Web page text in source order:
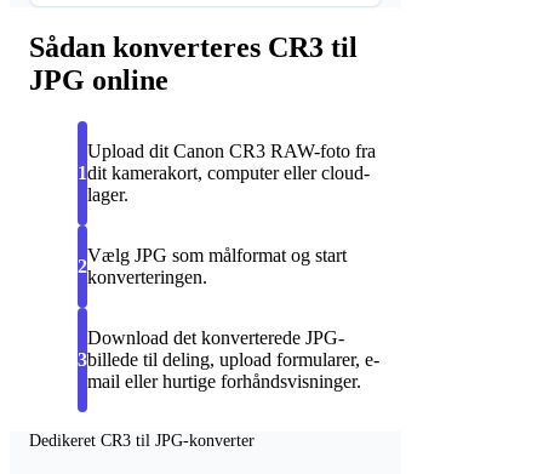
Sådan konverteres CR3 til
JPG online
1
Upload dit Canon CR3 RAW-foto fra
dit kamerakort, computer eller cloud-
lager.
2
Vælg JPG som målformat og start
konverteringen.
3
Download det konverterede JPG-
billede til deling, upload formularer, e-
mail eller hurtige forhåndsvisninger.
Dedikeret CR3 til JPG-konverter